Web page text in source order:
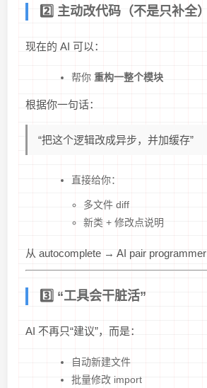
2️⃣ 主动改代码（不是只补全）
现在的 AI 可以：
帮你 重构一整个模块
根据你一句话：
“把这个逻辑改成异步，并加缓存”
直接给你：
多文件 diff
新类 + 修改点说明
从 autocomplete → AI pair programmer
3️⃣ “工具会干脏活”
AI 不再只“建议”，而是：
自动新建文件
批量修改 import